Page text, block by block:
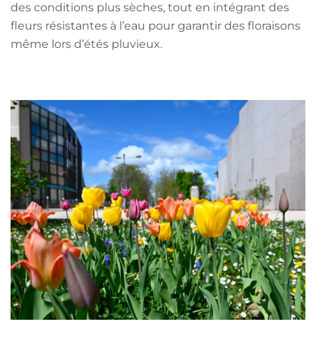
des conditions plus sèches, tout en intégrant des
fleurs résistantes à l’eau pour garantir des floraisons
même lors d’étés pluvieux.